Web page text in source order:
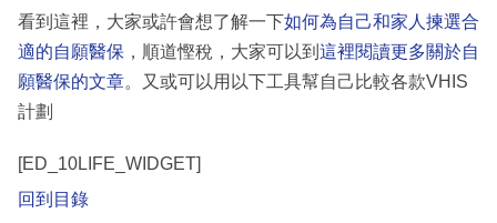
看到這裡，大家或許會想了解一下如何為自己和家人揀選合
適的自願醫保 ，順道慳稅，大家可以到 這裡閱讀更多關於自
願醫保的文章。又或可以用以下工具幫自己比較各款VHIS
計劃
[ED_10LIFE_WIDGET]
回到目錄